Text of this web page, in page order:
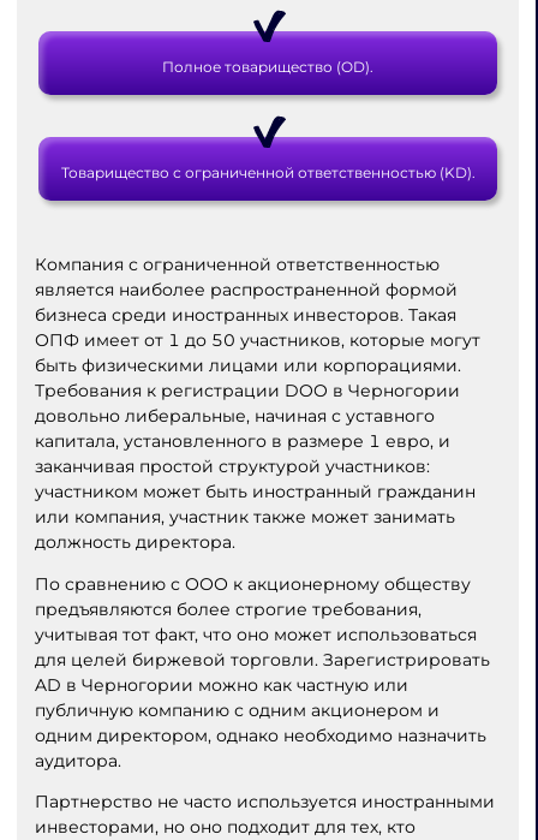
Полное товарищество (OD).
Товарищество с ограниченной ответственностью (KD).
Компания с ограниченной ответственностью
является наиболее распространенной формой
бизнеса среди иностранных инвесторов. Такая
ОПФ имеет от 1 до 50 участников, которые могут
быть физическими лицами или корпорациями.
Требования к регистрации DOO в Черногории
довольно либеральные, начиная с уставного
капитала, установленного в размере 1 евро, и
заканчивая простой структурой участников:
участником может быть иностранный гражданин
или компания, участник также может занимать
должность директора.
По сравнению с ООО к акционерному обществу
предъявляются более строгие требования,
учитывая тот факт, что оно может использоваться
для целей биржевой торговли. Зарегистрировать
AD в Черногории можно как частную или
публичную компанию с одним акционером и
одним директором, однако необходимо назначить
аудитора.
Партнерство не часто используется иностранными
инвесторами, но оно подходит для тех, кто